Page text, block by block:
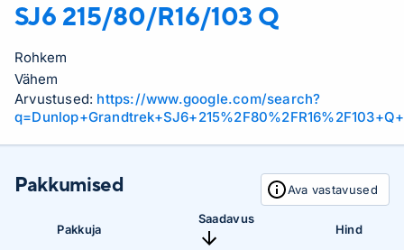
SJ6 215/80/R16/103 Q
Rohkem
Vähem
Arvustused: https://www.google.com/search?
Pakkumised Ava vastavused
Pakkuja
Saadavus
Hind